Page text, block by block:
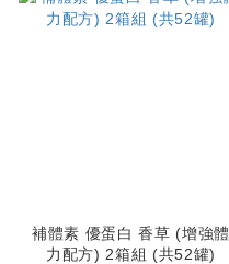
補體素 優蛋白 香草 (增強體
力配方) 2箱組 (共52罐)